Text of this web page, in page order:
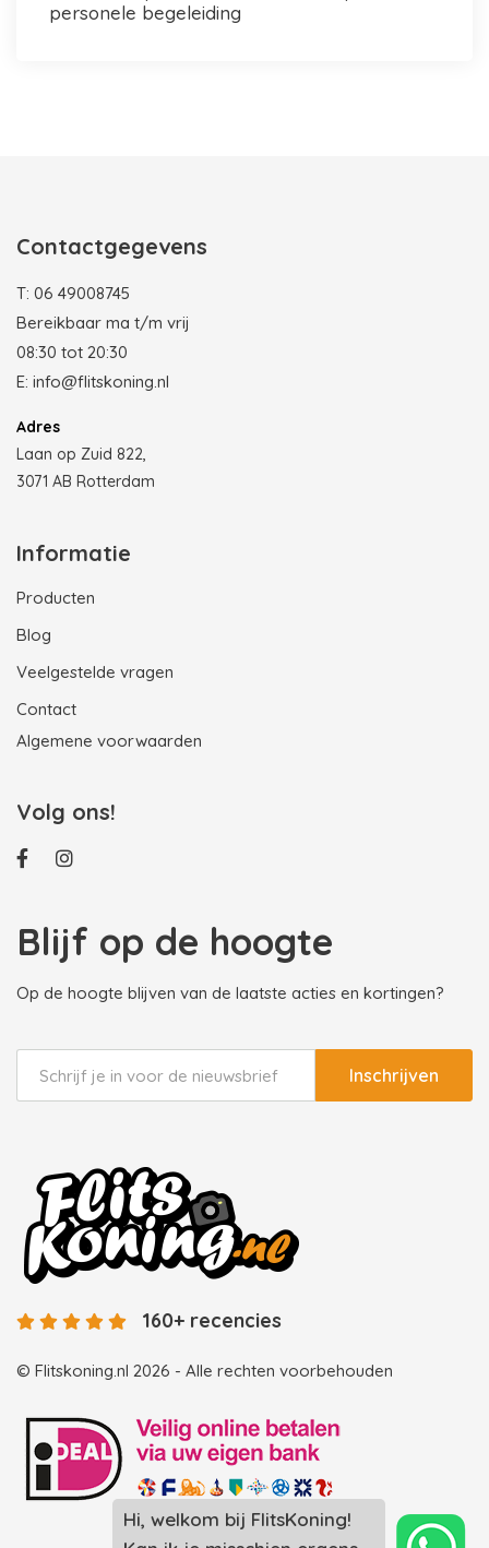
personele begeleiding
Contactgegevens
T: 06 49008745
Bereikbaar ma t/m vrij
08:30 tot 20:30
E: info@flitskoning.nl
Adres
Laan op Zuid 822,
3071 AB Rotterdam
Informatie
Producten
Blog
Veelgestelde vragen
Contact
Algemene voorwaarden
Volg ons!
Blijf op de hoogte
Op de hoogte blijven van de laatste acties en kortingen?
Inschrijven
© Flitskoning.nl 2026 - Alle rechten voorbehouden
160+ recencies
Landingspagina overzicht photobooths